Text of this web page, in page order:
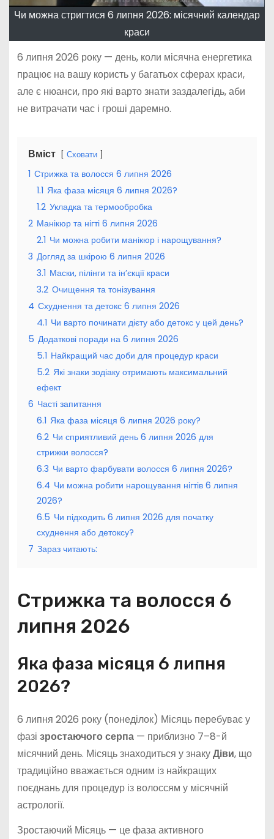
Чи можна стригтися 6 липня 2026: місячний календар
краси
6 липня 2026 року — день, коли місячна енергетика
працює на вашу користь у багатьох сферах краси,
але є нюанси, про які варто знати заздалегідь, аби
не витрачати час і гроші даремно.
Вміст Сховати
1 Стрижка та волосся 6 липня 2026
1.1 Яка фаза місяця 6 липня 2026?
1.2 Укладка та термообробка
2 Манікюр та нігті 6 липня 2026
2.1 Чи можна робити манікюр і нарощування?
3 Догляд за шкірою 6 липня 2026
3.1 Маски, пілінги та ін’єкції краси
3.2 Очищення та тонізування
4 Схуднення та детокс 6 липня 2026
4.1 Чи варто починати дієту або детокс у цей день?
5 Додаткові поради на 6 липня 2026
5.1 Найкращий час доби для процедур краси
5.2 Які знаки зодіаку отримають максимальний
ефект
6 Часті запитання
6.1 Яка фаза місяця 6 липня 2026 року?
6.2 Чи сприятливий день 6 липня 2026 для
стрижки волосся?
6.3 Чи варто фарбувати волосся 6 липня 2026?
6.4 Чи можна робити нарощування нігтів 6 липня
2026?
6.5 Чи підходить 6 липня 2026 для початку
схуднення або детоксу?
7 Зараз читають:
Стрижка та волосся 6
липня 2026
Яка фаза місяця 6 липня
2026?
6 липня 2026 року (понеділок) Місяць перебуває у
фазі зростаючого серпа— приблизно 7–8-й
місячний день. Місяць знаходиться у знакуДіви, що
традиційно вважається одним із найкращих
поєднань для процедур із волоссям у місячній
астрології.
Зростаючий Місяць — це фаза активного